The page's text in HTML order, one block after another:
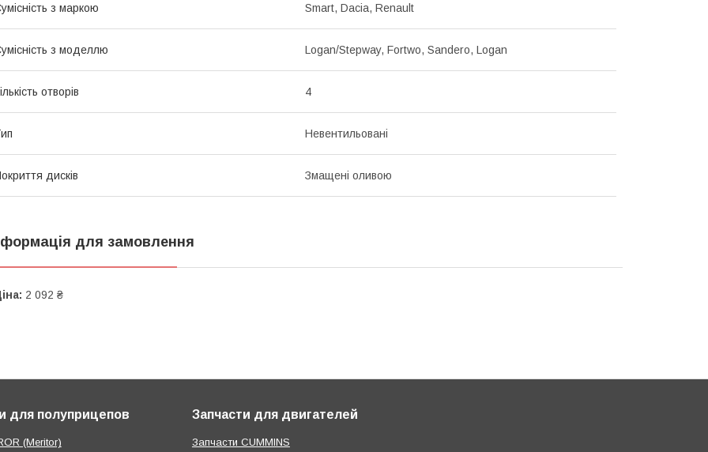
з маркою Smart, Dacia, Renault
з моделлю Logan/Stepway, Fortwo, Sandero, Logan
отворів 4
Невентильовані
дисків Змащені оливою
для замовлення
2 092 ₴
для полуприцепов
(Meritor)
Запчасти для двигателей
Запчасти CUMMINS